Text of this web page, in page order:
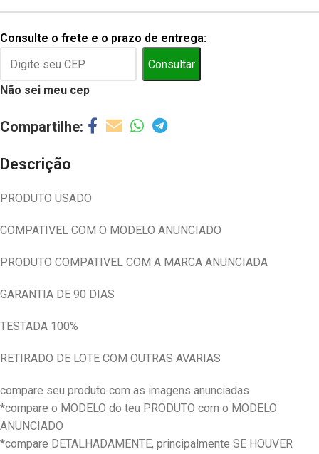
Consulte o frete e o prazo de entrega:
Consultar
Não sei meu cep
Descrição
PRODUTO USADO
COMPATIVEL COM O MODELO ANUNCIADO
PRODUTO COMPATIVEL COM A MARCA ANUNCIADA
GARANTIA DE 90 DIAS
TESTADA 100%
RETIRADO DE LOTE COM OUTRAS AVARIAS
compare seu produto com as imagens anunciadas
*compare o MODELO do teu PRODUTO com o MODELO
ANUNCIADO
*compare DETALHADAMENTE, principalmente SE HOUVER